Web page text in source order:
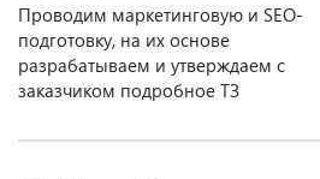
Проводим маркетинговую и SEO-
подготовку, на их основе
разрабатываем и утверждаем с
заказчиком подробное ТЗ